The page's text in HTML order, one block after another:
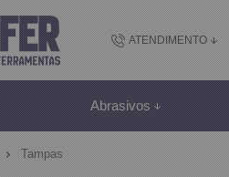
ATENDIMENTO
(48) 2102-
Abrasivos
Tampas